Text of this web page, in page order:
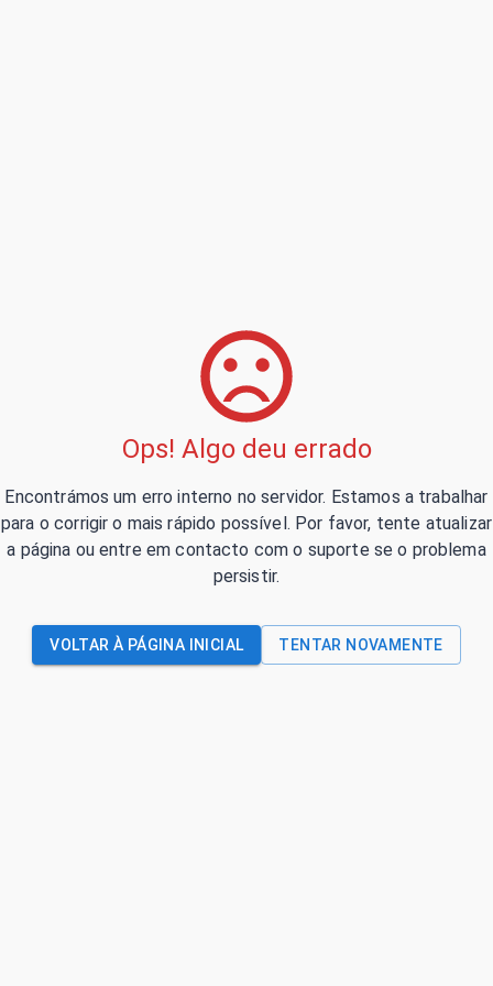
Ops! Algo deu errado
Encontrámos um erro interno no servidor. Estamos a trabalhar
para o corrigir o mais rápido possível. Por favor, tente atualizar
a página ou entre em contacto com o suporte se o problema
persistir.
VOLTAR À PÁGINA INICIAL TENTAR NOVAMENTE